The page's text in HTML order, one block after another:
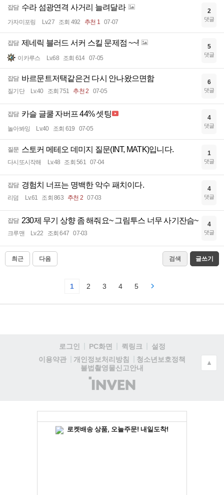
잡담 수라 섬광연격 사거리 늘려달라
가자미포링 Lv.27 조회 492 추천 1 07-07
2
댓글
잡담 제네릭 블러드 서커 스킬 문제점 ~~!
이카루스 Lv.68 조회 614 07-05
5
댓글
잡담 바르문트저택같은건 다시 안나왔으면함
질기단 Lv.40 조회 751 추천 2 07-05
6
댓글
잡담 카슬 글쿨 자버프 44% 셋팅
놀아봐잉 Lv.40 조회 619 07-05
4
댓글
질문 스토커 메테오 데미지 질문(INT, MATK)입니다.
다시또시작해 Lv.48 조회 561 07-04
1
댓글
잡담 경험치 너프는 명백한 악수 패치이다.
리덤 Lv.61 조회 863 추천 2 07-03
4
댓글
잡담 230제 무기 상향 좀 해줘요~ 그림투스 너무 사기잔슴~
크루맨 Lv.22 조회 647 07-03
4
댓글
최근 다음 검색 글쓰기
1 2 3 4 5
로그인 PC화면 퀵링크
설정
이용약관
개인정보처리방침
청소년보호정책
불법촬영물신고안내
(주)
인
▲